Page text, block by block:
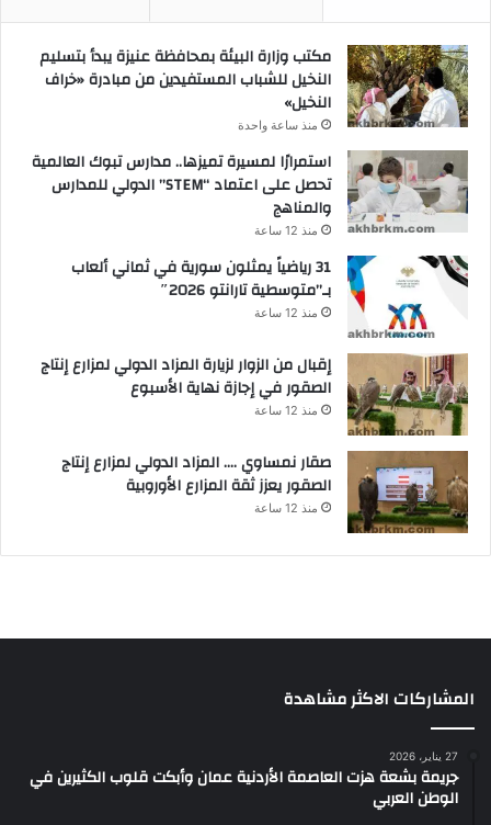
مكتب وزارة البيئة بمحافظة عنيزة يبدأ بتسليم
النخيل للشباب المستفيدين من مبادرة «خراف
النخيل»
منذ ساعة واحدة
استمرارًا لمسيرة تميزها.. مدارس تبوك العالمية
تحصل على اعتماد “STEM” الدولي للمدارس
والمناهج
منذ 12 ساعة
31 رياضياً يمثلون سورية في ثماني ألعاب
بـ”متوسطية تارانتو 2026″
منذ 12 ساعة
إقبال من الزوار لزيارة المزاد الدولي لمزارع إنتاج
الصقور في إجازة نهاية الأسبوع
منذ 12 ساعة
صقار نمساوي …. المزاد الدولي لمزارع إنتاج
الصقور يعزز ثقة المزارع الأوروبية
منذ 12 ساعة
المشاركات الاكثر مشاهدة
27 يناير، 2026
جريمة بشعة هزت العاصمة الأردنية عمان وأبكت قلوب الكثيرين في
الوطن العربي